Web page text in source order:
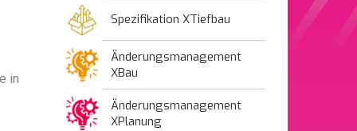
in
Spezifikation XTiefbau
Änderungsmanagement
XBau
Änderungsmanagement
XPlanung